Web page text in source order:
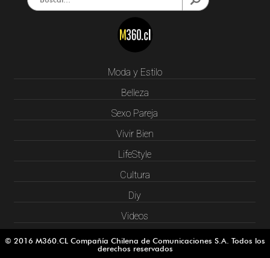
Moda y Estilo
Belleza
Sexo Pareja
Vivir Bien
LifeStyle
Cultura
Diy
Videos
© 2016 M360.CL Compañía Chilena de Comunicaciones S.A. Todos los
derechos reservados